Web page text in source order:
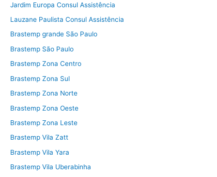
Jardim Europa Consul Assistência
Lauzane Paulista Consul Assistência
Brastemp grande São Paulo
Brastemp São Paulo
Brastemp Zona Centro
Brastemp Zona Sul
Brastemp Zona Norte
Brastemp Zona Oeste
Brastemp Zona Leste
Brastemp Vila Zatt
Brastemp Vila Yara
Brastemp Vila Uberabinha